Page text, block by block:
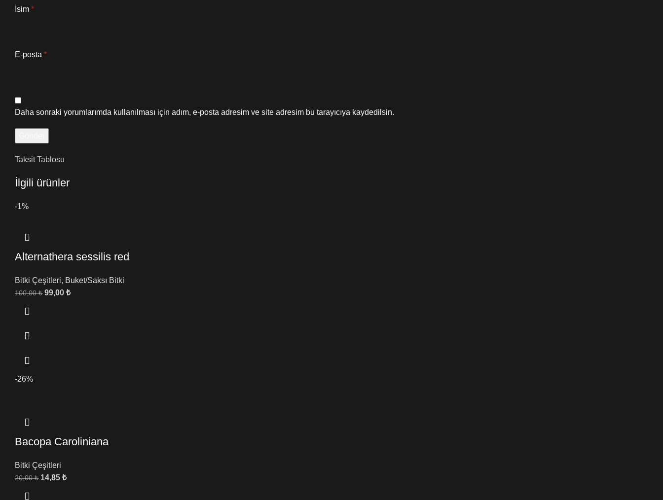
İsim *
E-posta *
Daha sonraki yorumlarımda kullanılması için adım, e-posta adresim ve site adresim bu tarayıcıya kaydedilsin.
Taksit Tablosu
İlgili ürünler
-1%
Alternathera sessilis red
Bitki Çeşitleri, Buket/Saksı Bitki
100,00₺ 99,00 ₺
-26%
Bacopa Caroliniana
Bitki Çeşitleri
20,00₺ 14,85 ₺